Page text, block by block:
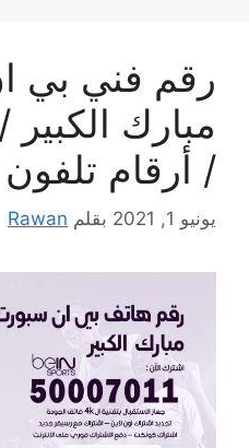
رقم فني بي
/ أرقام تلفون bein sport
يونيو 1, 2021 بقلم Rawan